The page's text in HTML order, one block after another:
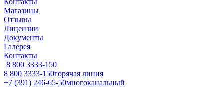
Контакты
Магазины
Отзывы
Лицензии
Документы
Галерея
Контакты
8 800 3333-150
8 800 3333-150горячая линия
+7 (391) 246-65-50многоканальный